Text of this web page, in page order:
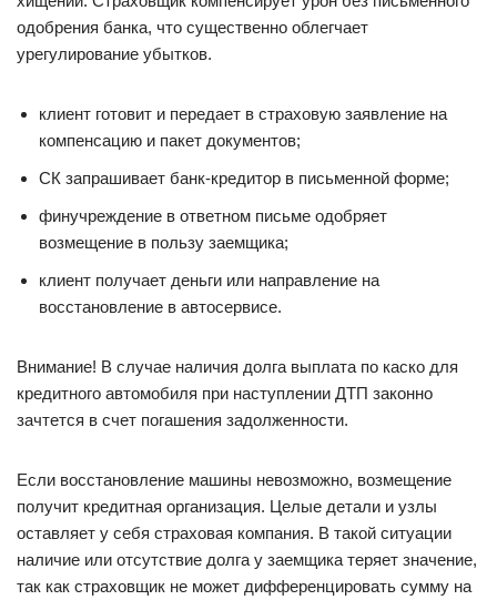
одобрения банка, что существенно облегчает
урегулирование убытков.
клиент готовит и передает в страховую заявление на
компенсацию и пакет документов;
СК запрашивает банк-кредитор в письменной форме;
финучреждение в ответном письме одобряет
возмещение в пользу заемщика;
клиент получает деньги или направление на
восстановление в автосервисе.
Внимание! В случае наличия долга выплата по каско для
кредитного автомобиля при наступлении ДТП законно
зачтется в счет погашения задолженности.
Если восстановление машины невозможно, возмещение
получит кредитная организация. Целые детали и узлы
оставляет у себя страховая компания. В такой ситуации
наличие или отсутствие долга у заемщика теряет значение,
так как страховщик не может дифференцировать сумму на